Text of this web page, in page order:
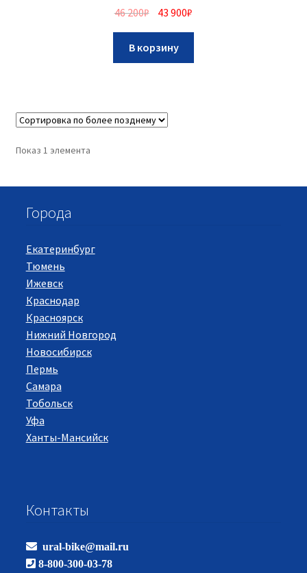
46 200₽ 43 900₽
В корзину
Показ 1 элемента
Города
Екатеринбург
Тюмень
Ижевск
Краснодар
Красноярск
Нижний Новгород
Новосибирск
Пермь
Самара
Тобольск
Уфа
Ханты-Мансийск
Контакты
ural-bike@mail.ru
8-800-300-03-78